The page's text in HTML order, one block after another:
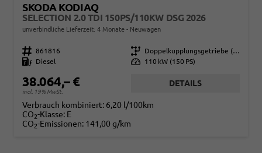
SKODA KODIAQ
SELECTION 2.0 TDI 150PS/110KW DSG 2026
unverbindliche Lieferzeit: 4 Monate Neuwagen
Fahrzeugnr. 861816 Getriebe
Doppelkupplungsgetriebe (DSG)
Kraftstoff
Diesel Leistung 110 kW (150 PS)
38.064,– €
incl. 19% MwSt.
DETAILS
Verbrauch kombiniert: 6,20 l/100km
CO2-Klasse: E
CO2-Emissionen: 141,00 g/km